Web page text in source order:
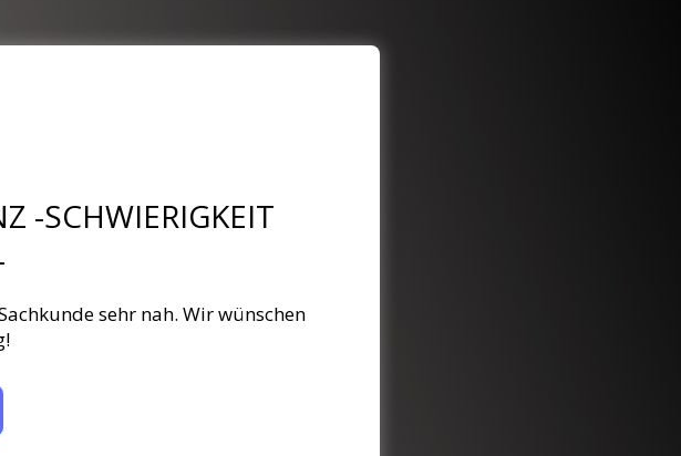
-SCHWIERIGKEIT
sehr nah. Wir wünschen